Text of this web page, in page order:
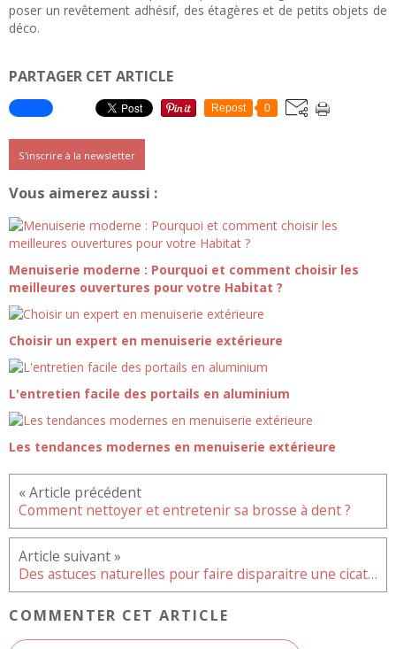
poser un revêtement adhésif, des étagères et de petits objets de
déco.
PARTAGER CET ARTICLE
Repost 0
S'inscrire à la newsletter
Vous aimerez aussi :
Menuiserie moderne : Pourquoi et comment choisir les
meilleures ouvertures pour votre Habitat ?
Choisir un expert en menuiserie extérieure
L'entretien facile des portails en aluminium
Les tendances modernes en menuiserie extérieure
Comment nettoyer et entretenir sa brosse à dent ?
Des astuces naturelles pour faire disparaitre une cicatrice
COMMENTER CET ARTICLE